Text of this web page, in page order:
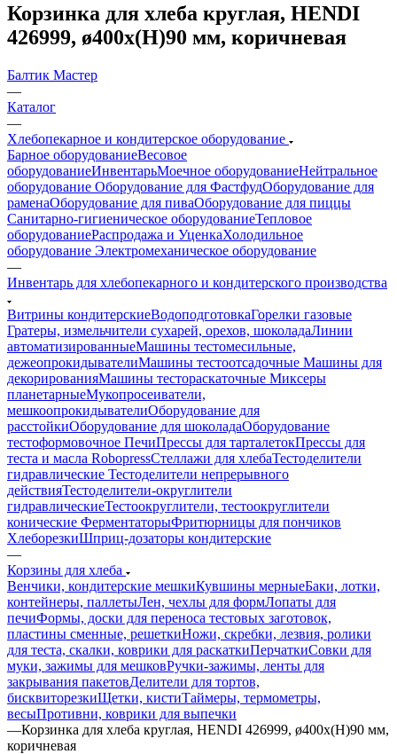
Корзинка для хлеба круглая, HENDI
426999, ø400x(H)90 мм, коричневая
Балтик Мастер
—
Каталог
—
Хлебопекарное и кондитерское оборудование
Барное оборудованиеВесовое
оборудованиеИнвентарьМоечное оборудованиеНейтральное
оборудование Оборудование для ФастфудОборудование для
раменаОборудование для пиваОборудование для пиццы
Санитарно-гигиеническое оборудованиеТепловое
оборудованиеРаспродажа и УценкаХолодильное
оборудование Электромеханическое оборудование
—
Инвентарь для хлебопекарного и кондитерского производства
Витрины кондитерскиеВодоподготовкаГорелки газовые
Гратеры, измельчители сухарей, орехов, шоколадаЛинии
автоматизированныеМашины тестомесильные,
дежеопрокидывателиМашины тестоотсадочные Машины для
декорированияМашины тестораскаточные Миксеры
планетарныеМукопросеиватели,
мешкоопрокидывателиОборудование для
расстойкиОборудование для шоколадаОборудование
тестоформовочное ПечиПрессы для тарталетокПрессы для
теста и масла RobopressСтеллажи для хлебаТестоделители
гидравлические Тестоделители непрерывного
действияТестоделители-округлители
гидравлическиеТестоокруглители, тестоокруглители
конические ФерментаторыФритюрницы для пончиков
ХлеборезкиШприц-дозаторы кондитерские
—
Корзины для хлеба
Венчики, кондитерские мешкиКувшины мерныеБаки, лотки,
контейнеры, паллетыЛен, чехлы для формЛопаты для
печиФормы, доски для переноса тестовых заготовок,
пластины сменные, решеткиНожи, скребки, лезвия, ролики
для теста, скалки, коврики для раскаткиПерчаткиСовки для
муки, зажимы для мешковРучки-зажимы, ленты для
закрывания пакетовДелители для тортов,
бисквиторезкиЩетки, кистиТаймеры, термометры,
весыПротивни, коврики для выпечки
—Корзинка для хлеба круглая, HENDI 426999, ø400x(H)90 мм,
коричневая